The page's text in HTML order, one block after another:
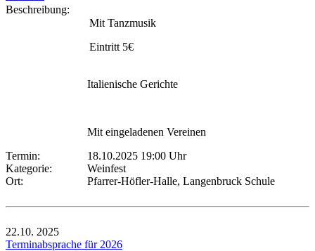
Beschreibung:
Mit Tanzmusik
Eintritt 5€
Italienische Gerichte
Mit eingeladenen Vereinen
Termin:
18.10.2025 19:00 Uhr
Kategorie:
Weinfest
Ort:
Pfarrer-Höfler-Halle, Langenbruck Schule
22.10. 2025
Terminabsprache für 2026